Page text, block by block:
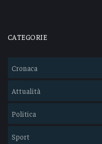
CATEGORIE
Cronaca
Attualità
Politica
Sport